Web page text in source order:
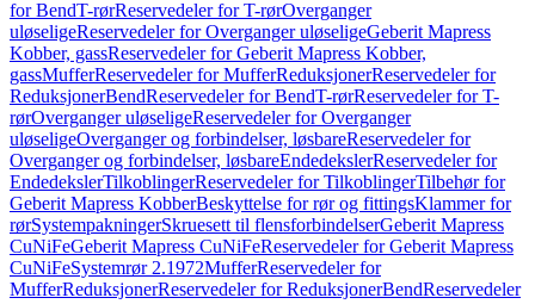
for BendT-rørReservedeler for T-rørOverganger
uløseligeReservedeler for Overganger uløseligeGeberit Mapress
Kobber, gassReservedeler for Geberit Mapress Kobber,
gassMufferReservedeler for MufferReduksjonerReservedeler for
ReduksjonerBendReservedeler for BendT-rørReservedeler for T-
rørOverganger uløseligeReservedeler for Overganger
uløseligeOverganger og forbindelser, løsbareReservedeler for
Overganger og forbindelser, løsbareEndedekslerReservedeler for
EndedekslerTilkoblingerReservedeler for TilkoblingerTilbehør for
Geberit Mapress KobberBeskyttelse for rør og fittingsKlammer for
rørSystempakningerSkruesett til flensforbindelserGeberit Mapress
CuNiFeGeberit Mapress CuNiFeReservedeler for Geberit Mapress
CuNiFeSystemrør 2.1972MufferReservedeler for
MufferReduksjonerReservedeler for ReduksjonerBendReservedeler